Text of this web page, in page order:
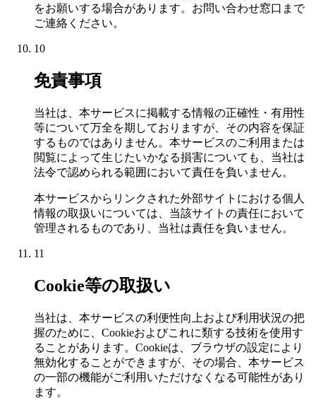
をお願いする場合があります。お問い合わせ窓口まで
ご連絡ください。
10
免責事項
当社は、本サービスに掲載する情報の正確性・有用性
等について万全を期しておりますが、その内容を保証
するものではありません。本サービスのご利用または
閲覧によって生じたいかなる損害についても、当社は
法令で認められる範囲において責任を負いません。
本サービスからリンクされた外部サイトにおける個人
情報の取扱いについては、当該サイトの責任において
管理されるものであり、当社は責任を負いません。
11
Cookie等の取扱い
当社は、本サービスの利便性向上および利用状況の把
握のために、Cookieおよびこれに類する技術を使用す
ることがあります。Cookieは、ブラウザの設定により
無効化することができますが、その場合、本サービス
の一部の機能がご利用いただけなくなる可能性があり
ます。